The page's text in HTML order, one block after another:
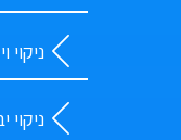
ניקוי
ניקוי